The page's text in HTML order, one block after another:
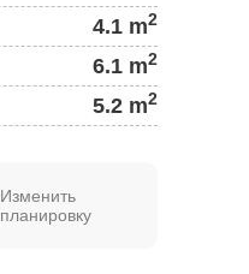
4.1 m2
6.1 m2
5.2 m2
Изменить
планировку